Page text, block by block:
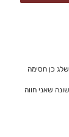
כן חסימה
שאני חווה